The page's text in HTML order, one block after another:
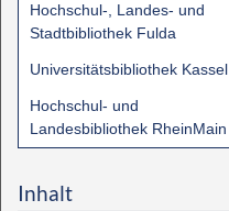
Hochschul-, Landes- und
Stadtbibliothek Fulda
Universitätsbibliothek Kassel
Hochschul- und
Landesbibliothek RheinMain
Inhalt